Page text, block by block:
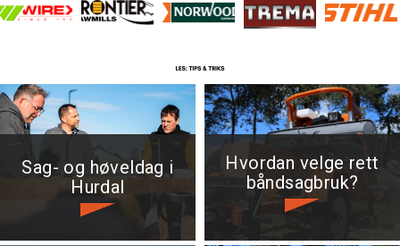
Sag- og høveldag i
Hurdal
Kom og få en
demonstrasjon av
Hvordan velge rett
båndsagbruk?
Et båndsagbruk er